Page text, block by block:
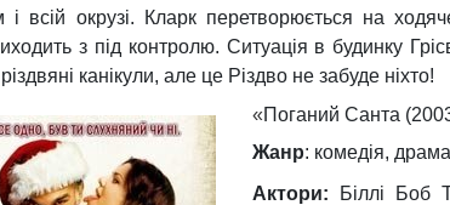
і всій окрузі. Кларк перетворюється на
з під контролю. Ситуація в будинку
канікули, але це Різдво не забуде ніхто!
«Поганий Санта
Жанр: комедія,
Актори: Біллі Боб